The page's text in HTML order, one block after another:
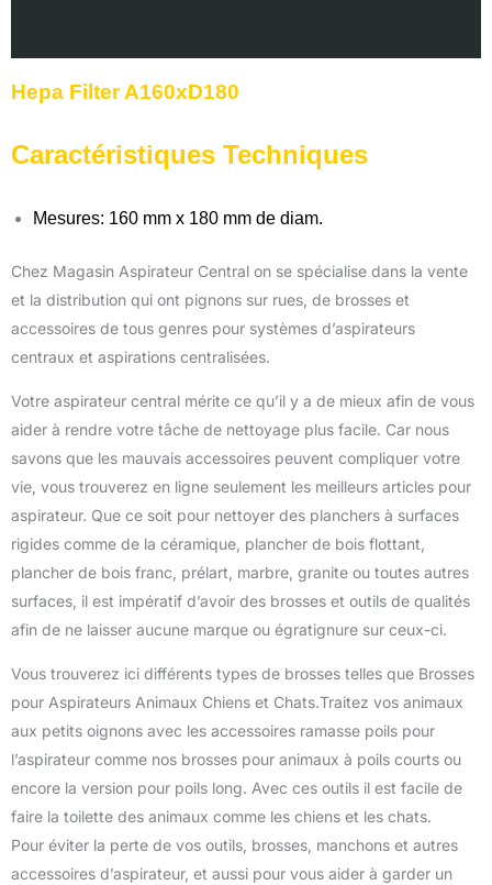
Hepa Filter A160xD180
Caractéristiques Techniques
Mesures: 160 mm x 180 mm de diam.
Chez Magasin Aspirateur Central on se spécialise dans la vente
et la distribution qui ont pignons sur rues, de brosses et
accessoires de tous genres pour systèmes d’aspirateurs
centraux et aspirations centralisées.
Votre aspirateur central mérite ce qu’il y a de mieux afin de vous
aider à rendre votre tâche de nettoyage plus facile. Car nous
savons que les mauvais accessoires peuvent compliquer votre
vie, vous trouverez en ligne seulement les meilleurs articles pour
aspirateur. Que ce soit pour nettoyer des planchers à surfaces
rigides comme de la céramique, plancher de bois flottant,
plancher de bois franc, prélart, marbre, granite ou toutes autres
surfaces, il est impératif d’avoir des brosses et outils de qualités
afin de ne laisser aucune marque ou égratignure sur ceux-ci.
Vous trouverez ici différents types de brosses telles que Brosses
pour Aspirateurs Animaux Chiens et Chats.Traitez vos animaux
aux petits oignons avec les accessoires ramasse poils pour
l’aspirateur comme nos brosses pour animaux à poils courts ou
encore la version pour poils long. Avec ces outils il est facile de
faire la toilette des animaux comme les chiens et les chats.
Pour éviter la perte de vos outils, brosses, manchons et autres
accessoires d’aspirateur, et aussi pour vous aider à garder un